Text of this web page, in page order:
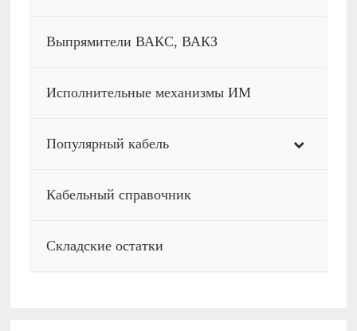
Выпрямители ВАКС, ВАКЗ
Исполнительные механизмы ИМ
Популярный кабель
Кабельный справочник
Складские остатки